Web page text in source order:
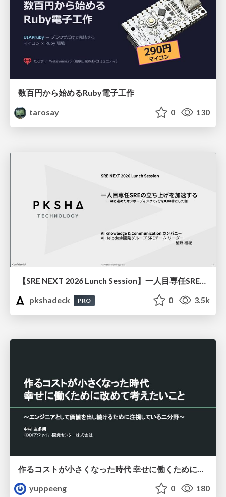
数百円から始めるRuby電子工作
tarosay
0 130
【SRE NEXT 2026 Lunch Session】一人目専任SREの立ち上げを加速する ― AIと進めたオンボーディングで2分を0.04秒にした話
pkshadeck
PRO 0 3.5k
yuppeeng
0 180